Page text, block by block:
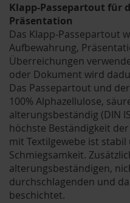
Klapp-Passepartout für
Präsentation
Das Klapp-Passepartout
Aufbewahrung,
Überreichungen
oder Dokument wird
Das Passepartout und
100% Alphazellulose,
alterungsbeständig (DIN
höchste Beständigkeit
mit Textilgewebe ist
Schmiegsamkeit.
alterungsbeständigen,
durchschlagenden und
beschichtet.